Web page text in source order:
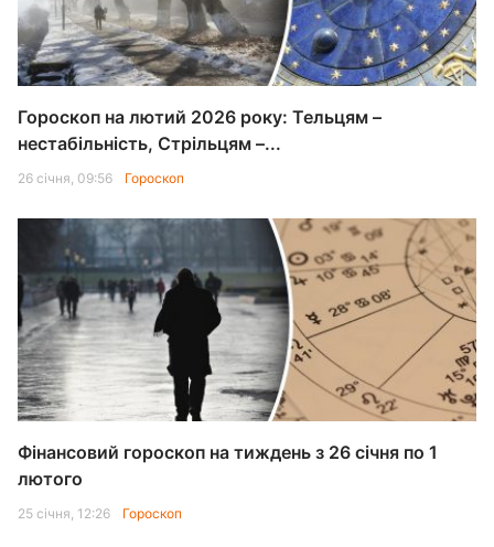
Гороскоп на лютий 2026 року: Тельцям –
нестабільність, Стрільцям –...
26 січня, 09:56 Гороскоп
Фінансовий гороскоп на тиждень з 26 січня по 1
лютого
25 січня, 12:26 Гороскоп